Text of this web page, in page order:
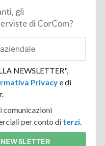
gli
di CorCom?
NEWSLETTER",
Privacye di
comunicazioni
per conto di terzi.